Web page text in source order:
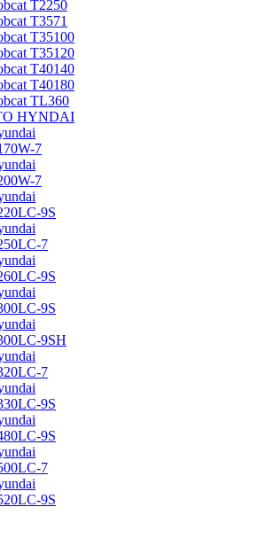
Т2250
Т3571
Т35100
Т35120
Т40140
Т40180
ТL360
HYNDAI
7
7
9S
7
9S
9S
9SH
7
9S
9S
7
9S